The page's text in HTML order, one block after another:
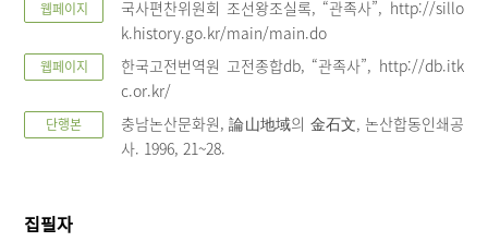
웹페이지
국사편찬위원회 조선왕조실록, “관족사”, http://sillo
k.history.go.kr/main/main.do
웹페이지
한국고전번역원 고전종합db, “관족사”, http://db.itk
c.or.kr/
단행본
충남논산문화원, 論山地域의 金石文, 논산합동인쇄공
사. 1996, 21~28.
집필자